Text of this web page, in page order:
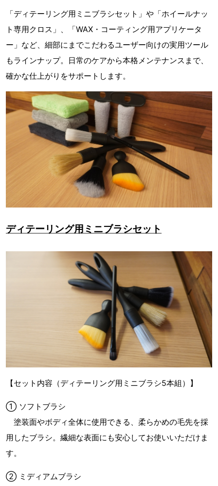
「ディテーリング用ミニブラシセット」や「ホイールナッ
ト専用クロス」、「WAX・コーティング用アプリケータ
ー」など、細部にまでこだわるユーザー向けの実用ツール
もラインナップ。日常のケアから本格メンテナンスまで、
確かな仕上がりをサポートします。
ディテーリング用ミニブラシセット
【セット内容（ディテーリング用ミニブラシ5本組）】
① ソフトブラシ
塗装面やボディ全体に使用できる、柔らかめの毛先を採
用したブラシ。繊細な表面にも安心してお使いいただけま
す。
② ミディアムブラシ